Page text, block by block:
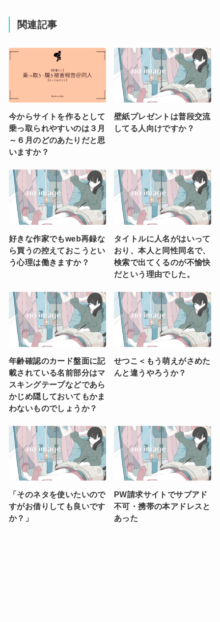
関連記事
今からサイトを作るとして
乗っ取られやすいのは３月
～６月のどのあたりだと思
いますか？
壁紙プレゼントは普段交流
してる人向けですか？
好きな作家でもweb再録な
ら買うの控えておこうとい
う心理は働きますか？
タイトルに人名がはいって
おり、本人と同性同名で、
検索で出てくるのが不愉快
だという理由でした。
年齢確認のカード盤面に記
載されている名前部分はマ
スキングテープなどであら
かじめ隠しておいてもかま
わないものでしょうか？
せつこ＜もう萌えがさめた
んと違うやろうか？
「そのネタを使いたいので
すがお借りしても良いです
か？」
PW請求サイトでサブアド
不可・携帯の本アドレスと
あった